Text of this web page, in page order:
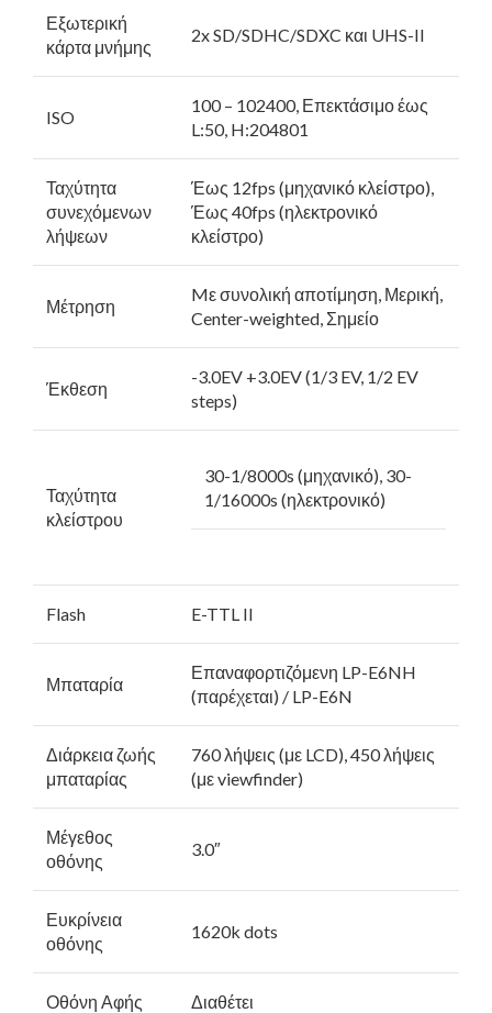
Εξωτερική
κάρτα μνήμης
2x SD/SDHC/SDXC και UHS-II
ISO
100 – 102400, Επεκτάσιμο έως
L:50, H:204801
Ταχύτητα
συνεχόμενων
λήψεων
Έως 12fps (μηχανικό κλείστρο),
Έως 40fps (ηλεκτρονικό
κλείστρο)
Μέτρηση
Mε συνολική αποτίμηση, Μερική,
Center-weighted, Σημείο
Έκθεση
-3.0EV +3.0EV (1/3 EV, 1/2 EV
steps)
Ταχύτητα
κλείστρου
30-1/8000s (μηχανικό), 30-
1/16000s (ηλεκτρονικό)
Flash E-TTL II
Μπαταρία
Επαναφορτιζόμενη LP-E6NH
(παρέχεται) / LP-E6N
Διάρκεια ζωής
μπαταρίας
760 λήψεις (με LCD), 450 λήψεις
(με viewfinder)
Μέγεθος
οθόνης
3.0″
Ευκρίνεια
οθόνης
1620k dots
Οθόνη Αφής Διαθέτει